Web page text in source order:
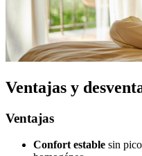
Ventajas y
Ventajas
Confort estable sin